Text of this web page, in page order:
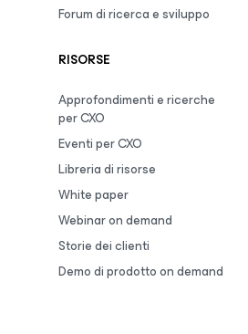
Forum di ricerca e sviluppo
RISORSE
Approfondimenti e ricerche
per CXO
Eventi per CXO
Libreria di risorse
White paper
Webinar on demand
Storie dei clienti
Demo di prodotto on demand